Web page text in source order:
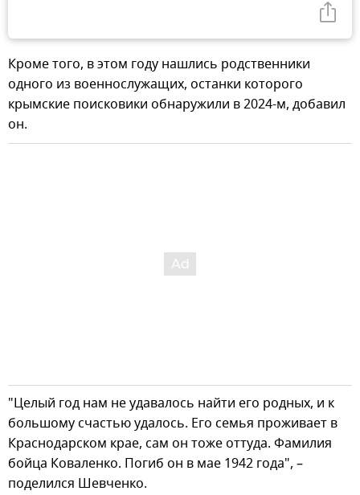
Кроме того, в этом году нашлись родственники
одного из военнослужащих, останки которого
крымские поисковики обнаружили в 2024-м, добавил
он.
"Целый год нам не удавалось найти его родных, и к
большому счастью удалось. Его семья проживает в
Краснодарском крае, сам он тоже оттуда. Фамилия
бойца Коваленко. Погиб он в мае 1942 года", –
поделился Шевченко.